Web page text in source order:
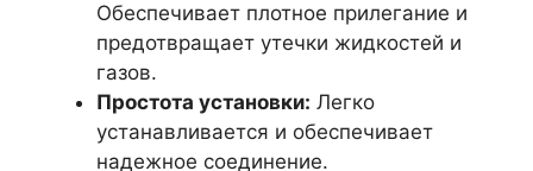
Обеспечивает плотное прилегание и
предотвращает утечки жидкостей и
газов.
Простота установки: Легко
устанавливается и обеспечивает
надежное соединение.